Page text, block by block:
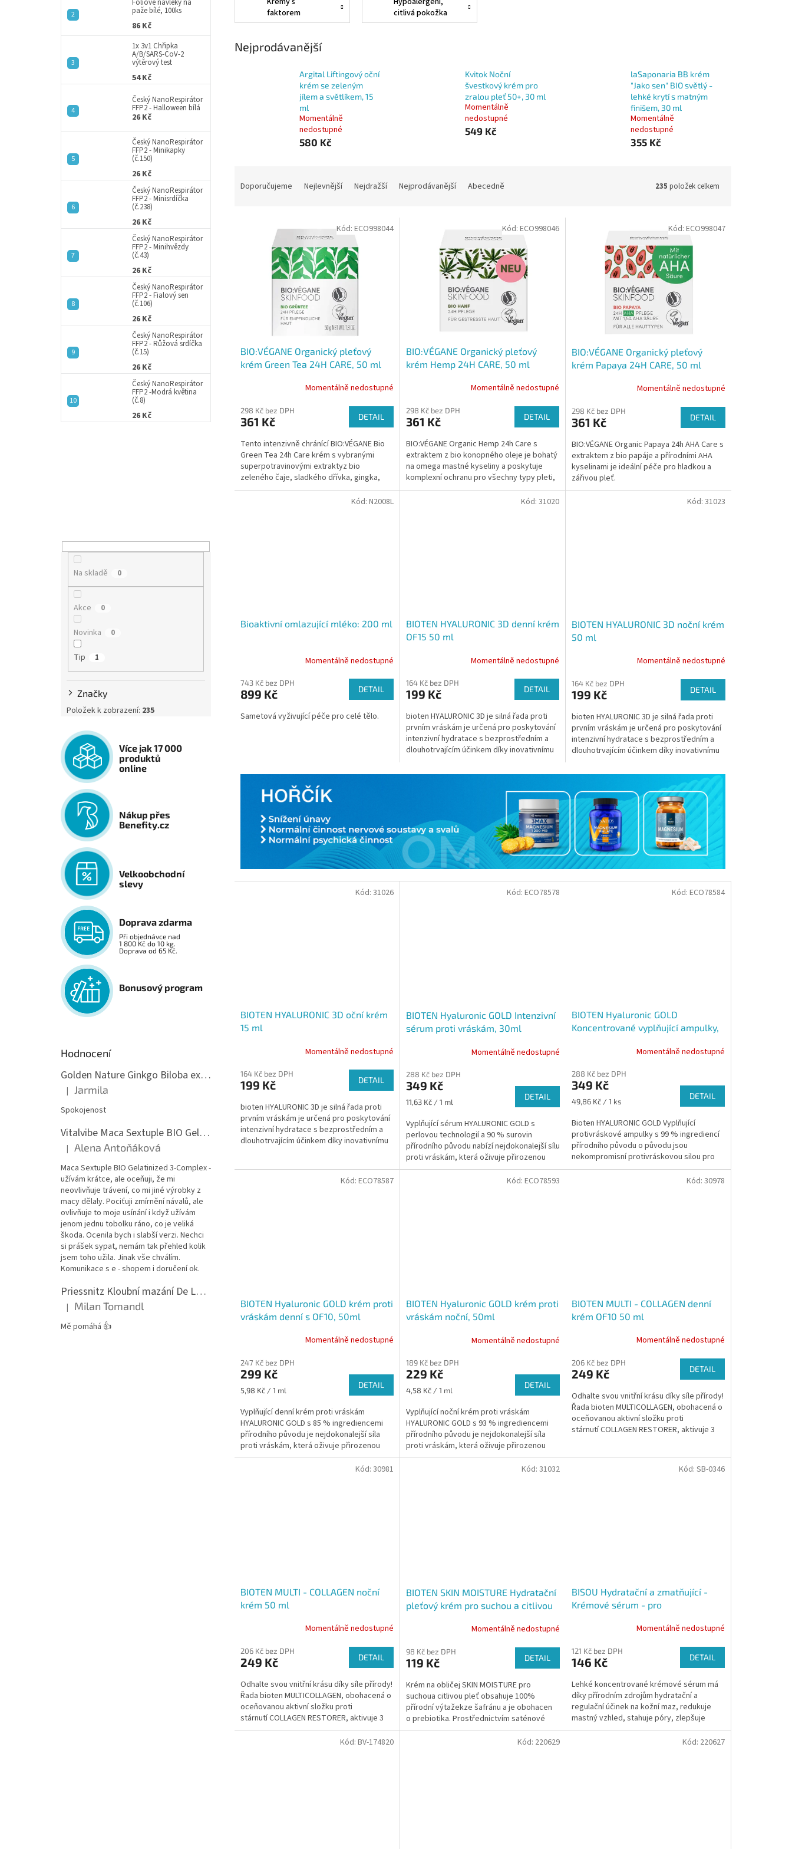
paže bílé, 100ks
86 Kč
1x 3v1 Chřipka
A/B/SARS-CoV-2
výtěrový test
54 Kč
Český NanoRespirátor
FFP2 - Halloween bílá
26 Kč
Český NanoRespirátor
FFP2 - Minikapky
(č.150)
26 Kč
Český NanoRespirátor
FFP2 - Minisrdíčka
(č.238)
26 Kč
Český NanoRespirátor
FFP2 - Minihvězdy
(č.43)
26 Kč
Český NanoRespirátor
FFP2 - Fialový sen
(č.106)
26 Kč
Český NanoRespirátor
FFP2 - Růžová srdíčka
(č.15)
26 Kč
Český NanoRespirátor
FFP2 -Modrá květina
(č.8)
26 Kč
Na skladě 0
Akce 0
Novinka 0
Tip 1
Značky
Položek k zobrazení: 235
Více jak 17 000
produktů
online
Nákup přes
Benefity.cz
Velkoobchodní
slevy
Doprava zdarma
Při objednávce nad
1 800 Kč do 10 kg.
Doprava od 65 Kč.
Bonusový program
Hodnocení
Golden Nature Ginkgo Biloba extrakt 50:1 60mg, 100 kapslí
Hodnocení produktu je 5 z 5 hvězdiček.
| Jarmila
Spokojenost
Vitalvibe Maca Sextuple BIO Gelatinized 3-Complex, 60 kapslí
Hodnocení produktu je 5 z 5 hvězdiček.
| Alena Antoňáková
Maca Sextuple BIO Gelatinized 3-Complex -
užívám krátce, ale oceňuji, že mi
neovlivňuje trávení, co mi jiné výrobky z
macy dělaly. Pociťuji zmírnění návalů, ale
ovlivňuje to moje usínání i když užívám
jenom jednu tobolku ráno, co je veliká
škoda. Ocenila bych i slabší verzi. Nechci
si prášek sypat, nemám tak přehled kolik
jsem toho užila. Jinak vše chválím.
Komunikace s e - shopem i doručení ok.
Priessnitz Kloubní mazání De Luxe, 200ml
Hodnocení produktu je 5 z 5 hvězdiček.
| Milan Tomandl
Mě pomáhá 👍
faktorem
citlivá pokožka
Nejprodávanější
Argital Liftingový oční
krém se zeleným
jílem a světlíkem, 15
ml
Momentálně
nedostupné
580 Kč
Kvitok Noční
švestkový krém pro
zralou pleť 50+, 30 ml
Momentálně
nedostupné
549 Kč
laSaponaria BB krém
"Jako sen" BIO světlý -
lehké krytí s matným
finišem, 30 ml
Momentálně
nedostupné
355 Kč
Doporučujeme Nejlevnější Nejdražší Nejprodávanější Abecedně 235 položek celkem
BIO:VÉGANE Organický pleťový
krém Green Tea 24H CARE, 50 ml
Momentálně nedostupné
298 Kč bez DPH
361 Kč DETAIL
Tento intenzivně chránící BIO:VÉGANE Bio
Green Tea 24h Care krém s vybranými
superpotravinovými extraktyz bio
zeleného čaje, sladkého dřívka, gingka,
olivového oleje je...
Kód: ECO998044
BIO:VÉGANE Organický pleťový
krém Hemp 24H CARE, 50 ml
Momentálně nedostupné
298 Kč bez DPH
361 Kč DETAIL
BIO:VÉGANE Organic Hemp 24h Care s
extraktem z bio konopného oleje je bohatý
na omega mastné kyseliny a poskytuje
komplexní ochranu pro všechny typy pleti,
které jsou vystaveny...
Kód: ECO998046
BIO:VÉGANE Organický pleťový
krém Papaya 24H CARE, 50 ml
Momentálně nedostupné
298 Kč bez DPH
361 Kč DETAIL
BIO:VÉGANE Organic Papaya 24h AHA Care s
extraktem z bio papáje a přírodními AHA
kyselinami je ideální péče pro hladkou a
zářivou pleť.
Kód: ECO998047
Bioaktivní omlazující mléko: 200 ml
Momentálně nedostupné
743 Kč bez DPH
899 Kč DETAIL
Sametová vyživující péče pro celé tělo.
Kód: N2008L
BIOTEN HYALURONIC 3D denní krém
OF15 50 ml
Momentálně nedostupné
164 Kč bez DPH
199 Kč DETAIL
bioten HYALURONIC 3D je silná řada proti
prvním vráskám je určená pro poskytování
intenzivní hydratace s bezprostředním a
dlouhotrvajícím účinkem díky inovativnímu
Kód: 31020
BIOTEN HYALURONIC 3D noční krém
50 ml
Momentálně nedostupné
164 Kč bez DPH
199 Kč DETAIL
bioten HYALURONIC 3D je silná řada proti
prvním vráskám je určená pro poskytování
intenzivní hydratace s bezprostředním a
dlouhotrvajícím účinkem díky inovativnímu
Kód: 31023
BIOTEN HYALURONIC 3D oční krém
15 ml
Momentálně nedostupné
164 Kč bez DPH
199 Kč DETAIL
bioten HYALURONIC 3D je silná řada proti
prvním vráskám je určená pro poskytování
intenzivní hydratace s bezprostředním a
dlouhotrvajícím účinkem díky inovativnímu
Kód: 31026
BIOTEN Hyaluronic GOLD Intenzivní
sérum proti vráskám, 30ml
Momentálně nedostupné
288 Kč bez DPH
349 Kč
Měrná
11,63 Kč / 1 ml
DETAIL
Vyplňující sérum HYALURONIC GOLD s
perlovou technologií a 90 % surovin
přírodního původu nabízí nejdokonalejší sílu
proti vráskám, která oživuje přirozenou
mladistvost vaší pleti.
Kód: ECO78578
BIOTEN Hyaluronic GOLD
Koncentrované vyplňující ampulky,
Momentálně nedostupné
288 Kč bez DPH
349 Kč
Měrná
49,86 Kč / 1 ks
DETAIL
Bioten HYALURONIC GOLD Vyplňující
protivráskové ampulky s 99 % ingrediencí
přírodního původu o původu jsou
nekompromisní protivráskovou silou pro
navrácení přirozené...
Kód: ECO78584
BIOTEN Hyaluronic GOLD krém proti
vráskám denní s OF10, 50ml
Momentálně nedostupné
247 Kč bez DPH
299 Kč
Měrná
5,98 Kč / 1 ml
DETAIL
Vyplňující denní krém proti vráskám
HYALURONIC GOLD s 85 % ingrediencemi
přírodního původu je nejdokonalejší síla
proti vráskám, která oživuje přirozenou
mladistvost vaší pleti.
Kód: ECO78587
BIOTEN Hyaluronic GOLD krém proti
vráskám noční, 50ml
Momentálně nedostupné
189 Kč bez DPH
229 Kč
Měrná
4,58 Kč / 1 ml
DETAIL
Vyplňující noční krém proti vráskám
HYALURONIC GOLD s 93 % ingrediencemi
přírodního původu je nejdokonalejší síla
proti vráskám, která oživuje přirozenou
mladistvost vaší pleti.
Kód: ECO78593
BIOTEN MULTI - COLLAGEN denní
krém OF10 50 ml
Momentálně nedostupné
206 Kč bez DPH
249 Kč DETAIL
Odhalte svou vnitřní krásu díky síle přírody!
Řada bioten MULTICOLLAGEN, obohacená o
oceňovanou aktivní složku proti
stárnutí COLLAGEN RESTORER, aktivuje 3
Kód: 30978
BIOTEN MULTI - COLLAGEN noční
krém 50 ml
Momentálně nedostupné
206 Kč bez DPH
249 Kč DETAIL
Odhalte svou vnitřní krásu díky síle přírody!
Řada bioten MULTICOLLAGEN, obohacená o
oceňovanou aktivní složku proti
stárnutí COLLAGEN RESTORER, aktivuje 3
typy pleti vlastního...
Kód: 30981
BIOTEN SKIN MOISTURE Hydratační
pleťový krém pro suchou a citlivou
Momentálně nedostupné
98 Kč bez DPH
119 Kč DETAIL
Krém na obličej SKIN MOISTURE pro
suchoua citlivou pleť obsahuje 100%
přírodní výtažekze šafránu a je obohacen
o prebiotika. Prostřednictvím saténové
gelově krémové textury...
Kód: 31032
BISOU Hydratační a zmatňující -
Krémové sérum - pro
Momentálně nedostupné
121 Kč bez DPH
146 Kč DETAIL
Lehké koncentrované krémové sérum má
díky přírodním zdrojům hydratační a
regulační účinek na kožní maz, redukuje
mastný vzhled, stahuje póry, zlepšuje
pružnost a dodává pokožce...
Kód: SB-0346
Kód: BV-174820 Kód: 220629 Kód: 220627